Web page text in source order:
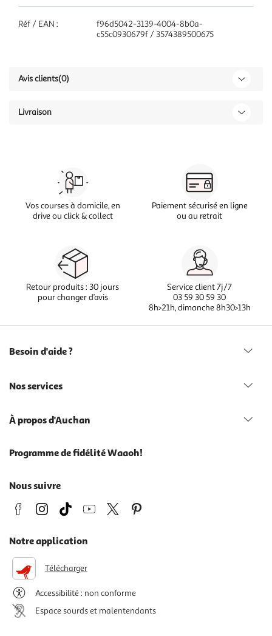
Réf / EAN :
f96d5042-3139-4004-8b0a-
c55c0930679f / 3574389500675
Avis clients(0)
Livraison
Vos courses à domicile, en
drive ou click & collect
Paiement sécurisé en ligne
ou au retrait
Retour produits : 30 jours
pour changer d’avis
Service client 7j/7
03 59 30 59 30
8h>21h, dimanche 8h30>13h
Besoin d'aide ?
Nos services
À propos d'Auchan
Programme de fidélité Waaoh!
Nous suivre
Notre application
Télécharger
Accessibilité : non conforme
Espace sourds et malentendants